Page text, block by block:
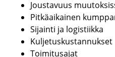
Joustavuus
Pitkäaikainen
Sijainti ja logistiikka
Kuljetuskustannukset
Toimitusajat